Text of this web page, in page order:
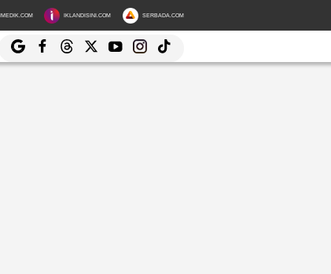
IKLANDISINI.COM SERBADA.COM